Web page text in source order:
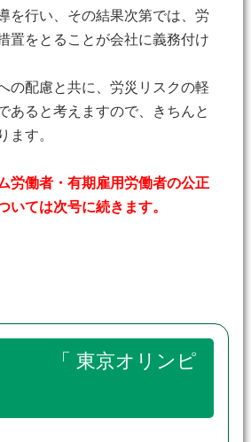
を行い、その結果次第では、労
置をとることが会社に義務付け
の配慮と共に、労災リスクの軽
あると考えますので、きちんと
ます。
働者・有期雇用労働者の公正
いては次号に続きます。
「 東京オリンピ